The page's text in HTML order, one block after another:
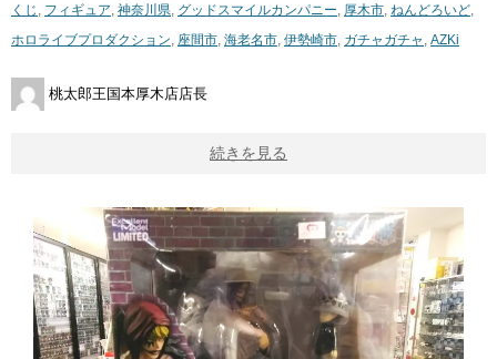
くじ
フィギュア 神奈川県 グッドスマイルカンパニー 厚木市 ねんどろいど
ホロライブプロダクション 座間市 海老名市 伊勢崎市 ガチャガチャ AZKi
桃太郎王国本厚木店店長
続きを見る